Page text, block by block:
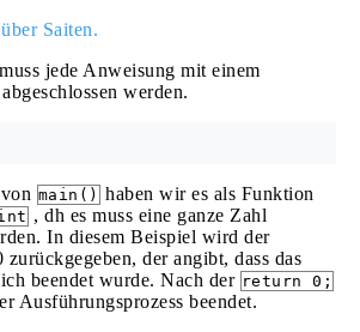
Saiten.
jede Anweisung mit einem
werden.
main() haben wir es als Funktion
, dh es muss eine ganze Zahl
In diesem Beispiel wird der
zurückgegeben, der angibt, dass das
beendet wurde. Nach der return 0;
Ausführungsprozess beendet.